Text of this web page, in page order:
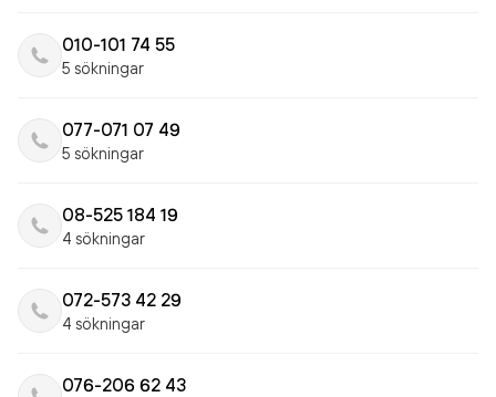
010-101 74 55
5 sökningar
077-071 07 49
5 sökningar
08-525 184 19
4 sökningar
072-573 42 29
4 sökningar
076-206 62 43